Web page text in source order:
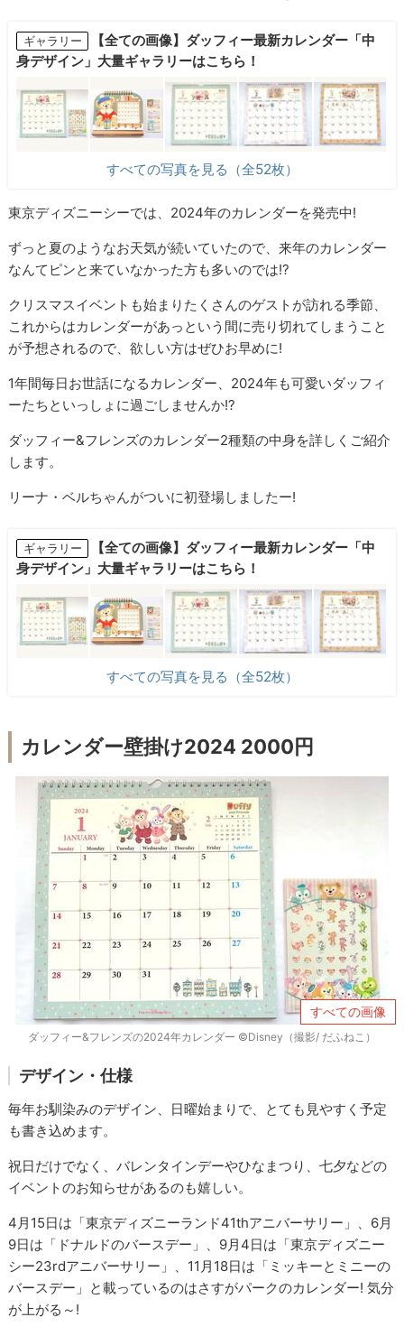
ギャラリー
【全ての画像】ダッフィー最新カレンダー「中
身デザイン」大量ギャラリーはこちら！
すべての写真を見る（全52枚）
東京ディズニーシーでは、2024年のカレンダーを発売中!
ずっと夏のようなお天気が続いていたので、来年のカレンダー
なんてピンと来ていなかった方も多いのでは!?
クリスマスイベントも始まりたくさんのゲストが訪れる季節、
これからはカレンダーがあっという間に売り切れてしまうこと
が予想されるので、欲しい方はぜひお早めに!
1年間毎日お世話になるカレンダー、2024年も可愛いダッフィ
ーたちといっしょに過ごしませんか!?
ダッフィー&フレンズのカレンダー2種類の中身を詳しくご紹介
します。
リーナ・ベルちゃんがついに初登場しましたー!
ギャラリー
【全ての画像】ダッフィー最新カレンダー「中
身デザイン」大量ギャラリーはこちら！
すべての写真を見る（全52枚）
カレンダー壁掛け2024 2000円
すべての画像
ダッフィー&フレンズの2024年カレンダー ©Disney（撮影/ だふねこ）
デザイン・仕様
毎年お馴染みのデザイン、日曜始まりで、とても見やすく予定
も書き込めます。
祝日だけでなく、バレンタインデーやひなまつり、七夕などの
イベントのお知らせがあるのも嬉しい。
4月15日は「東京ディズニーランド41thアニバーサリー」、6月
9日は「ドナルドのバースデー」、9月4日は「東京ディズニー
シー23rdアニバーサリー」、11月18日は「ミッキーとミニーの
バースデー」と載っているのはさすがパークのカレンダー! 気分
が上がる～!